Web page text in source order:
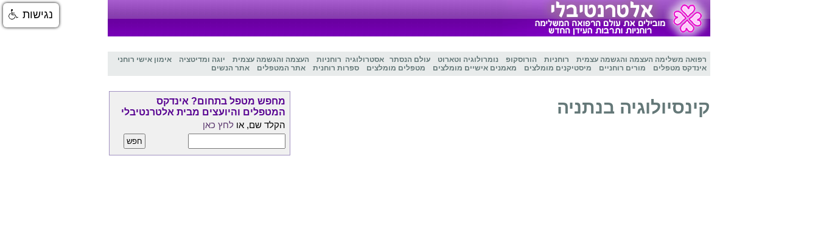
רפואה משלימה העצמה והגשמה עצמית רוחניות הורוסקופ נומרולוגיה וטארוט עולם הנסתר אסטרולוגיה רוחניות העצמה והגשמה עצמית יוגה ומדיטציה
אימון אישי רוחני
אינדקס מטפלים
מורים רוחניים מיסטיקנים מומלצים מאמנים אישיים מומלצים מטפלים מומלצים ספרות רוחנית אתר המטפלים אתר הנשים
קינסיולוגיה בנתניה
מחפש מטפל בתחום? אינדקס
המטפלים והיועצים מבית אלטרנטיבלי
הקלד שם, או לחץ כאן
נגישות